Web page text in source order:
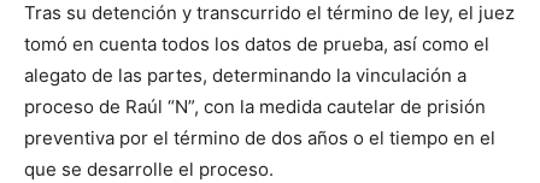
Tras su detención y transcurrido el término de ley, el juez
tomó en cuenta todos los datos de prueba, así como el
alegato de las partes, determinando la vinculación a
proceso de Raúl “N”, con la medida cautelar de prisión
preventiva por el término de dos años o el tiempo en el
que se desarrolle el proceso.